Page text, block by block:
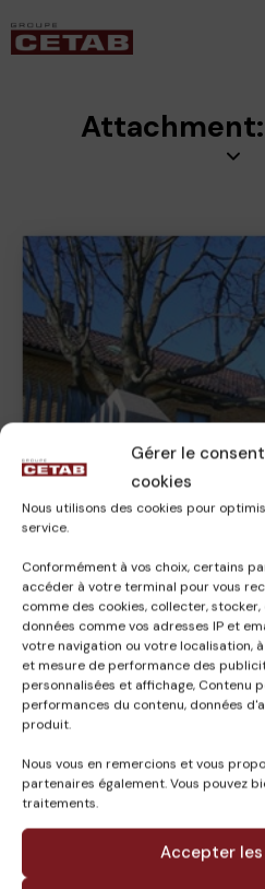
Gérer le
cookies
Nous utilisons des cookies pour
service.
Conformément à vos choix, certains
accéder à votre terminal pour vous
comme des cookies, collecter,
données comme vos adresses IP et
votre navigation ou votre localisation,
et mesure de performance des
personnalisées et affichage, Contenu
performances du contenu, données
produit.
Nous vous en remercions et vous
partenaires également. Vous pouvez
traitements.
Accepter
Attachment:
CAMILLE
Published in
MIN EAE – AMBASSADE
DE FRANCE (FINLANDE)